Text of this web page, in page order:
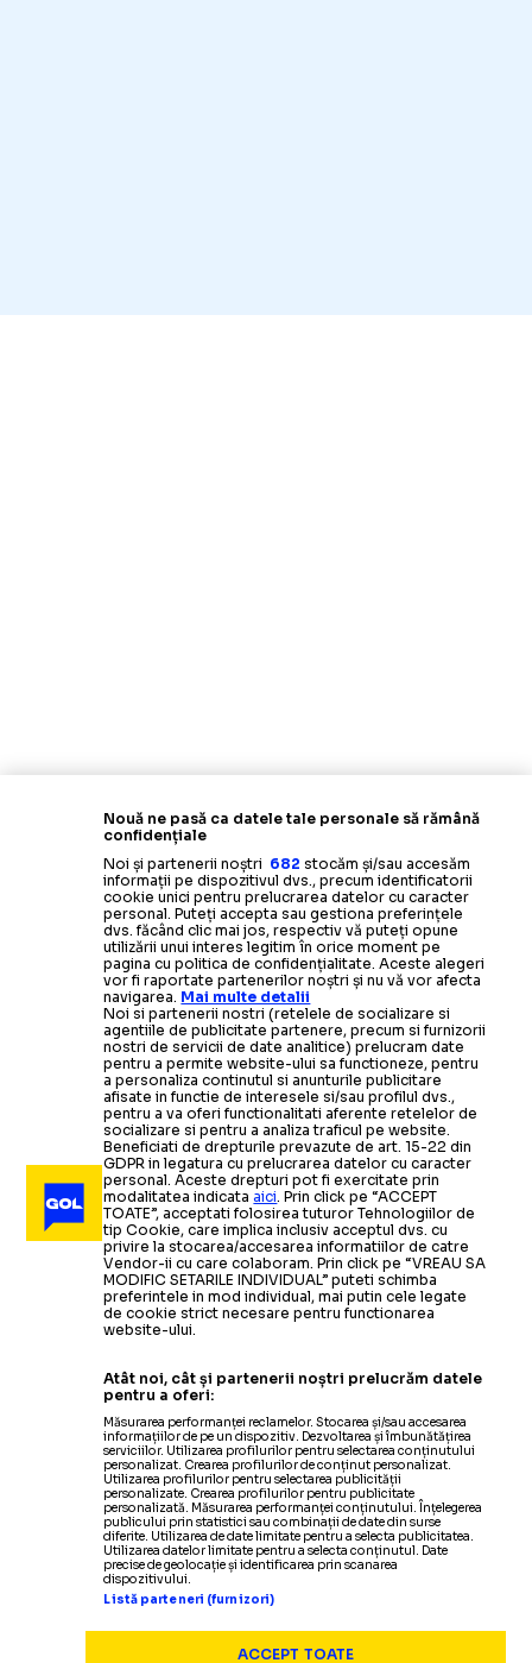
Nouă ne pasă ca datele tale personale să rămână
confidențiale
Noi și partenerii noștri 682 stocăm și/sau accesăm
informații pe dispozitivul dvs., precum identificatorii
cookie unici pentru prelucrarea datelor cu caracter
personal. Puteți accepta sau gestiona preferințele
dvs. făcând clic mai jos, respectiv vă puteți opune
utilizării unui interes legitim în orice moment pe
pagina cu politica de confidențialitate. Aceste alegeri
vor fi raportate partenerilor noștri și nu vă vor afecta
navigarea. Mai multe detalii
Noi si partenerii nostri (retelele de socializare si
agentiile de publicitate partenere, precum si furnizorii
nostri de servicii de date analitice) prelucram date
pentru a permite website-ului sa functioneze, pentru
a personaliza continutul si anunturile publicitare
afisate in functie de interesele si/sau profilul dvs.,
pentru a va oferi functionalitati aferente retelelor de
socializare si pentru a analiza traficul pe website.
Beneficiati de drepturile prevazute de art. 15-22 din
GDPR in legatura cu prelucrarea datelor cu caracter
personal. Aceste drepturi pot fi exercitate prin
modalitatea indicataaici. Prin click pe “ACCEPT
TOATE”, acceptati folosirea tuturor Tehnologiilor de
tip Cookie, care implica inclusiv acceptul dvs. cu
privire la stocarea/accesarea informatiilor de catre
Vendor-ii cu care colaboram. Prin click pe “VREAU SA
MODIFIC SETARILE INDIVIDUAL” puteti schimba
preferintele in mod individual, mai putin cele legate
de cookie strict necesare pentru functionarea
website-ului.
Atât noi, cât și partenerii noștri prelucrăm datele
pentru a oferi:
Măsurarea performanței reclamelor. Stocarea și/sau accesarea
informațiilor de pe un dispozitiv. Dezvoltarea și îmbunătățirea
serviciilor. Utilizarea profilurilor pentru selectarea conținutului
personalizat. Crearea profilurilor de conținut personalizat.
Utilizarea profilurilor pentru selectarea publicității
personalizate. Crearea profilurilor pentru publicitate
personalizată. Măsurarea performanței conținutului. Înțelegerea
publicului prin statistici sau combinații de date din surse
diferite. Utilizarea de date limitate pentru a selecta publicitatea.
Utilizarea datelor limitate pentru a selecta conținutul. Date
precise de geolocație și identificarea prin scanarea
dispozitivului.
Listă parteneri (furnizori)
ACCEPT TOATE